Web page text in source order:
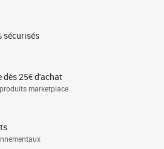
sécurisés
25€ d'achat
marketplace